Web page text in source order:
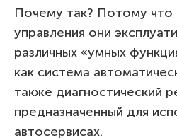
Почему так? Потому что
управления они
различных «умных
как система
также диагностический
предназначенный для
автосервисах.